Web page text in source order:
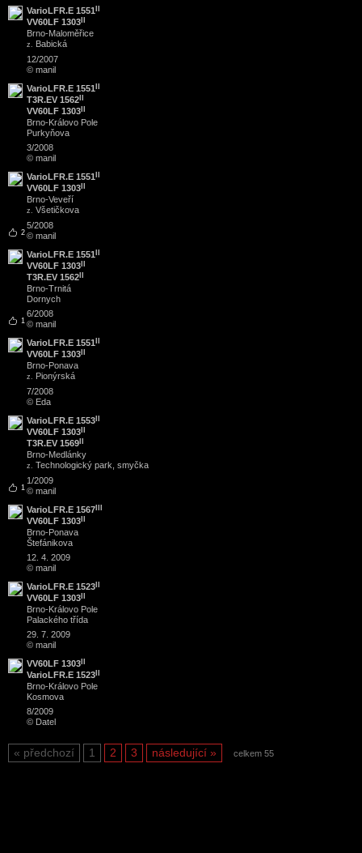
VarioLFR.E 1551
VV60LF 1303
Brno-Maloměřice
z. Babická
12/2007
© manil
VarioLFR.E 1551
T3R.EV 1562
VV60LF 1303
Brno-Královo Pole
Purkyňova
3/2008
© manil
2
VarioLFR.E 1551
VV60LF 1303
Brno-Veveří
z. Všetičkova
5/2008
© manil
1
VarioLFR.E 1551
VV60LF 1303
T3R.EV 1562
Brno-Trnitá
Dornych
6/2008
© manil
VarioLFR.E 1551
VV60LF 1303
Brno-Ponava
z. Pionýrská
7/2008
© Eda
1
VarioLFR.E 1553
VV60LF 1303
T3R.EV 1569
Brno-Medlánky
z. Technologický park, smyčka
1/2009
© manil
VarioLFR.E 1567
VV60LF 1303
Brno-Ponava
Štefánikova
12. 4. 2009
© manil
VarioLFR.E 1523
VV60LF 1303
Brno-Královo Pole
Palackého třída
29. 7. 2009
© manil
VV60LF 1303
VarioLFR.E 1523
Brno-Královo Pole
Kosmova
8/2009
© Datel
předchozí 1 2 3 následující celkem 55